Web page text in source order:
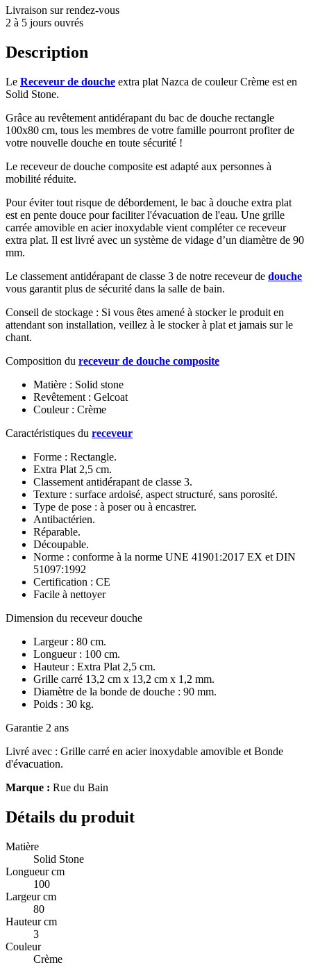
Livraison sur rendez-vous
2 à 5 jours ouvrés
Description
Le Receveur de douche extra plat Nazca de couleur Crème est en
Solid Stone.
Grâce au revêtement antidérapant du bac de douche rectangle
100x80 cm, tous les membres de votre famille pourront profiter de
votre nouvelle douche en toute sécurité !
Le receveur de douche composite est adapté aux personnes à
mobilité réduite.
Pour éviter tout risque de débordement, le bac à douche extra plat
est en pente douce pour faciliter l'évacuation de l'eau. Une grille
carrée amovible en acier inoxydable vient compléter ce receveur
extra plat. Il est livré avec un système de vidage d’un diamètre de 90
mm.
Le classement antidérapant de classe 3 de notre receveur de douche
vous garantit plus de sécurité dans la salle de bain.
Conseil de stockage : Si vous êtes amené à stocker le produit en
attendant son installation, veillez à le stocker à plat et jamais sur le
chant.
Composition du receveur de douche composite
Matière : Solid stone
Revêtement : Gelcoat
Couleur : Crème
Caractéristiques du receveur
Forme : Rectangle.
Extra Plat 2,5 cm.
Classement antidérapant de classe 3.
Texture : surface ardoisé, aspect structuré, sans porosité.
Type de pose : à poser ou à encastrer.
Antibactérien.
Réparable.
Découpable.
Norme : conforme à la norme UNE 41901:2017 EX et DIN
51097:1992
Certification : CE
Facile à nettoyer
Dimension du receveur douche
Largeur : 80 cm.
Longueur : 100 cm.
Hauteur : Extra Plat 2,5 cm.
Grille carré 13,2 cm x 13,2 cm x 1,2 mm.
Diamètre de la bonde de douche : 90 mm.
Poids : 30 kg.
Garantie 2 ans
Livré avec : Grille carré en acier inoxydable amovible et Bonde
d'évacuation.
Marque : Rue du Bain
Détails du produit
Matière
Solid Stone
Longueur cm
100
Largeur cm
80
Hauteur cm
3
Couleur
Crème